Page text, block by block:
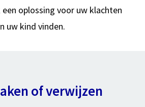
oplossing voor uw klachten
uw kind vinden.
of verwijzen